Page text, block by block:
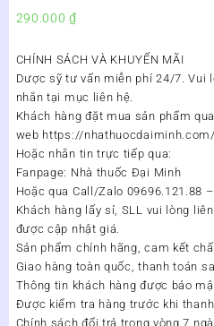
290.000₫
CHÍNH SÁCH VÀ KHUYẾN MÃI
Dược sỹ tư vấn miễn phí 24/7. Vui
nhắn tại mục liên hệ.
Khách hàng đặt mua sản phẩm
web https://nhathuocdaiminh.com/
Hoặc nhắn tin trực tiếp qua:
Fanpage: Nhà thuốc Đại Minh
Hoặc qua Call/Zalo 09696.121.88
Khách hàng lấy sỉ, SLL vui lòng
được cập nhật giá.
Sản phẩm chính hãng, cam kết
Giao hàng toàn quốc, thanh toán
Thông tin khách hàng được bảo
Được kiểm tra hàng trước khi
Chính sách đổi trả trong vòng 7